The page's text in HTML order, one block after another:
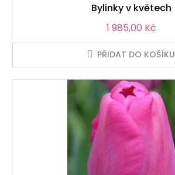
Bylinky v květech
Cena
1 985,00 Kč
PŘIDAT DO KOŠÍKU